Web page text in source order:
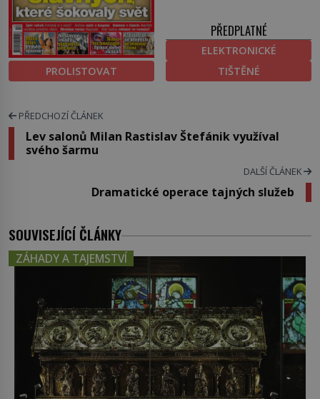
PROLISTOVAT
PŘEDPLATNÉ
ELEKTRONICKÉ
TIŠTĚNÉ
PŘEDCHOZÍ ČLÁNEK
Lev salonů Milan Rastislav Štefánik využíval
svého šarmu
DALŠÍ ČLÁNEK
Dramatické operace tajných služeb
SOUVISEJÍCÍ ČLÁNKY
ZÁHADY A TAJEMSTVÍ